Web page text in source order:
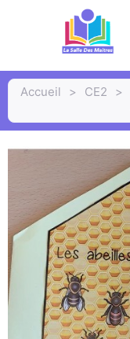
Accueil > CE2 >